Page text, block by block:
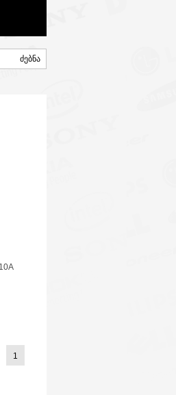
1